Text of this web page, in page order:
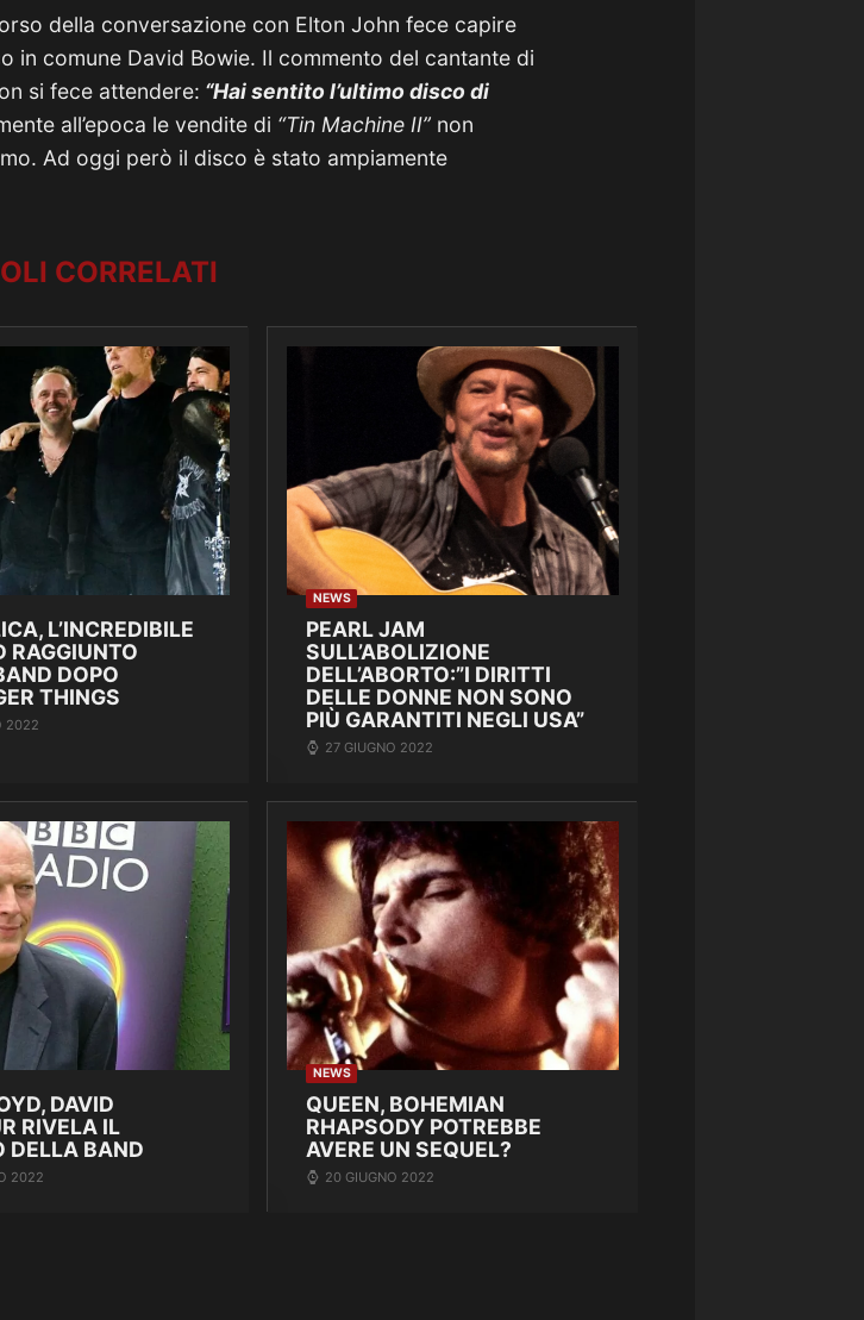
della conversazione con Elton John fece capire
in comune David Bowie. Il commento del cantante di
si fece attendere: “Hai sentito l’ultimo disco di
all’epoca le vendite di “Tin Machine II” non
Ad oggi però il disco è stato ampiamente
CORRELATI
L’INCREDIBILE
RAGGIUNTO
DOPO
THINGS
2022
NEWS
PEARL JAM
SULL’ABOLIZIONE
DELL’ABORTO:”I DIRITTI
DELLE DONNE NON SONO
PIÙ GARANTITI NEGLI USA”
27 GIUGNO 2022
DAVID
RIVELA IL
DELLA BAND
2022
NEWS
QUEEN, BOHEMIAN
RHAPSODY POTREBBE
AVERE UN SEQUEL?
20 GIUGNO 2022